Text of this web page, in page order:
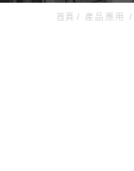
首頁/ 產品應用 /